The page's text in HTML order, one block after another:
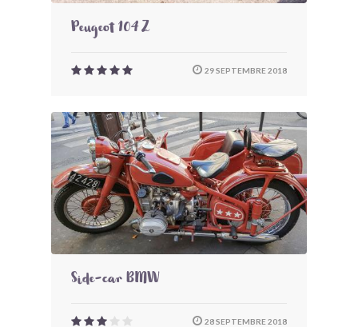
Peugeot 104 Z
29 SEPTEMBRE 2018
Side-car BMW
28 SEPTEMBRE 2018